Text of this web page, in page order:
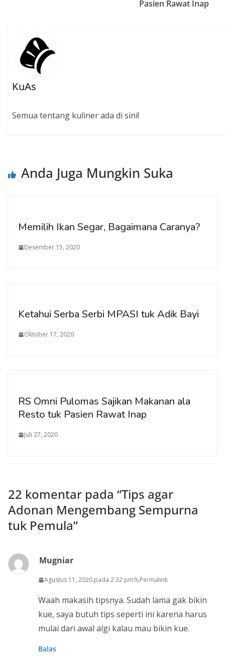
Pasien Rawat Inap
KuAs
Semua tentang kuliner ada di sini!
Anda Juga Mungkin Suka
Memilih Ikan Segar, Bagaimana Caranya?
Desember 15, 2020
Ketahui Serba Serbi MPASI tuk Adik Bayi
Oktober 17, 2020
RS Omni Pulomas Sajikan Makanan ala
Resto tuk Pasien Rawat Inap
Juli 27, 2020
22 komentar pada “Tips agar
Adonan Mengembang Sempurna
tuk Pemula”
Mugniar
Agustus 11, 2020 pada 2:32 pm Permalink
Waah makasih tipsnya. Sudah lama gak bikin
kue, saya butuh tips seperti ini karena harus
mulai dari awal algi kalau mau bikin kue.
Balas